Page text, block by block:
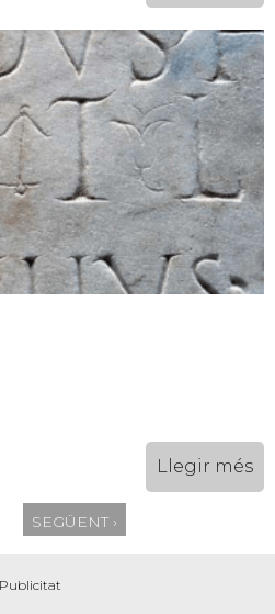
Llegir més
SEGÜENT ›